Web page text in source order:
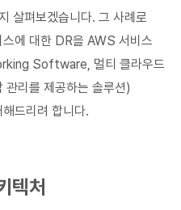
살펴보겠습니다. 그 사례로
에 대한 DR을 AWS 서비스
Software, 멀티 클라우드
관리를 제공하는 솔루션)
드리려 합니다.
텍처